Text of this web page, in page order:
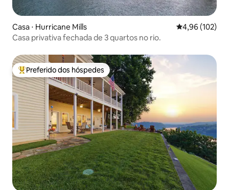
Casa ⋅ Hurricane Mills 4,96 de uma
4,96 (102)
Casa privativa fechada de 3 quartos no rio.
Entre os melhores preferidos dos hóspedes
Preferido dos hóspedes